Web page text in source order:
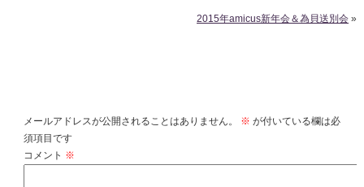
2015年amicus新年会＆為貝送別会 »
メールアドレスが公開されることはありません。 ※ が付いている欄は必
須項目です
コメント ※